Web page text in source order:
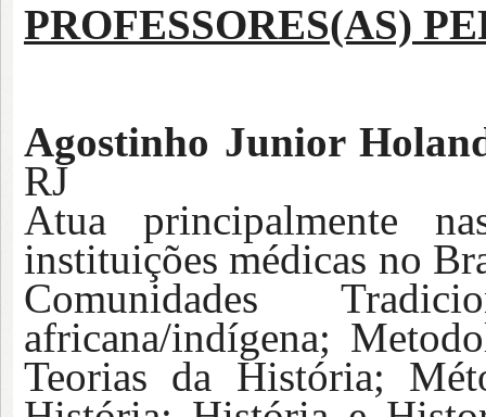
PROFESSORES(AS)
Agostinho Junior
RJ
Atua principalmente
instituições médicas no
Comunidades
africana/indígena;
Teorias da História;